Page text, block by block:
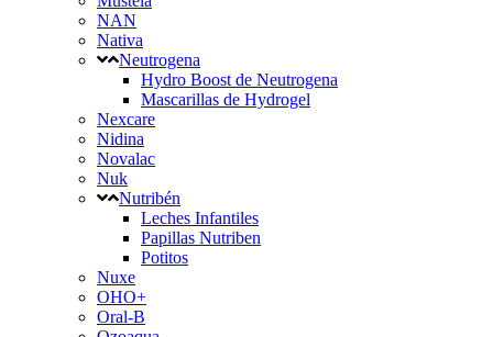
NAN
Nativa
Neutrogena
Hydro Boost de Neutrogena
Mascarillas de Hydrogel
Nexcare
Nidina
Novalac
Nuk
Nutribén
Leches Infantiles
Papillas Nutriben
Potitos
Nuxe
OHO+
Oral-B